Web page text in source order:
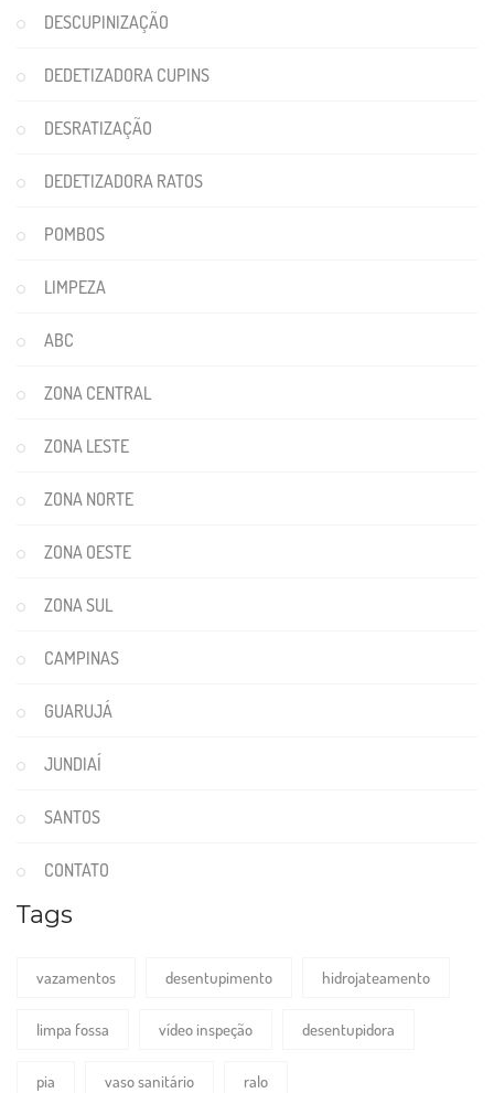
DESCUPINIZAÇÃO
DEDETIZADORA CUPINS
DESRATIZAÇÃO
DEDETIZADORA RATOS
POMBOS
LIMPEZA
ABC
ZONA CENTRAL
ZONA LESTE
ZONA NORTE
ZONA OESTE
ZONA SUL
CAMPINAS
GUARUJÁ
JUNDIAÍ
SANTOS
CONTATO
Tags
vazamentos desentupimento hidrojateamento
limpa fossa vídeo inspeção desentupidora
pia vaso sanitário ralo